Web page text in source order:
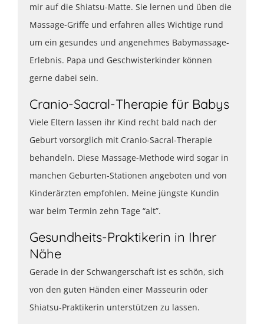
mir auf die Shiatsu-Matte. Sie lernen und üben die
Massage-Griffe und erfahren alles Wichtige rund
um ein gesundes und angenehmes Babymassage-
Erlebnis. Papa und Geschwisterkinder können
gerne dabei sein.
Cranio-Sacral-Therapie für Babys
Viele Eltern lassen ihr Kind recht bald nach der
Geburt vorsorglich mit Cranio-Sacral-Therapie
behandeln. Diese Massage-Methode wird sogar in
manchen Geburten-Stationen angeboten und von
Kinderärzten empfohlen. Meine jüngste Kundin
war beim Termin zehn Tage “alt”.
Gesundheits-Praktikerin in Ihrer
Nähe
Gerade in der Schwangerschaft ist es schön, sich
von den guten Händen einer Masseurin oder
Shiatsu-Praktikerin unterstützen zu lassen.